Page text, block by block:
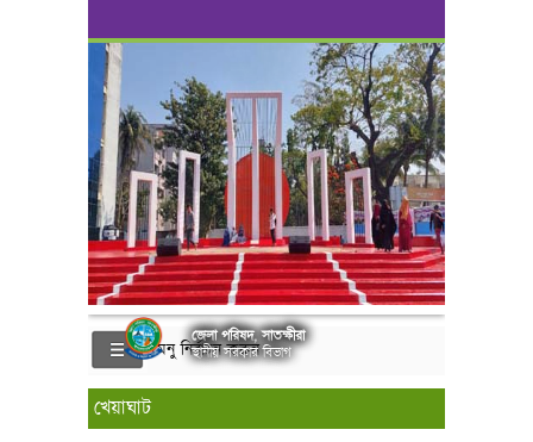
জেলা পরিষদ, সাতক্ষীরা
স্থানীয় সরকার বিভাগ
মেনু নির্বাচন করুন
খেয়াঘাট